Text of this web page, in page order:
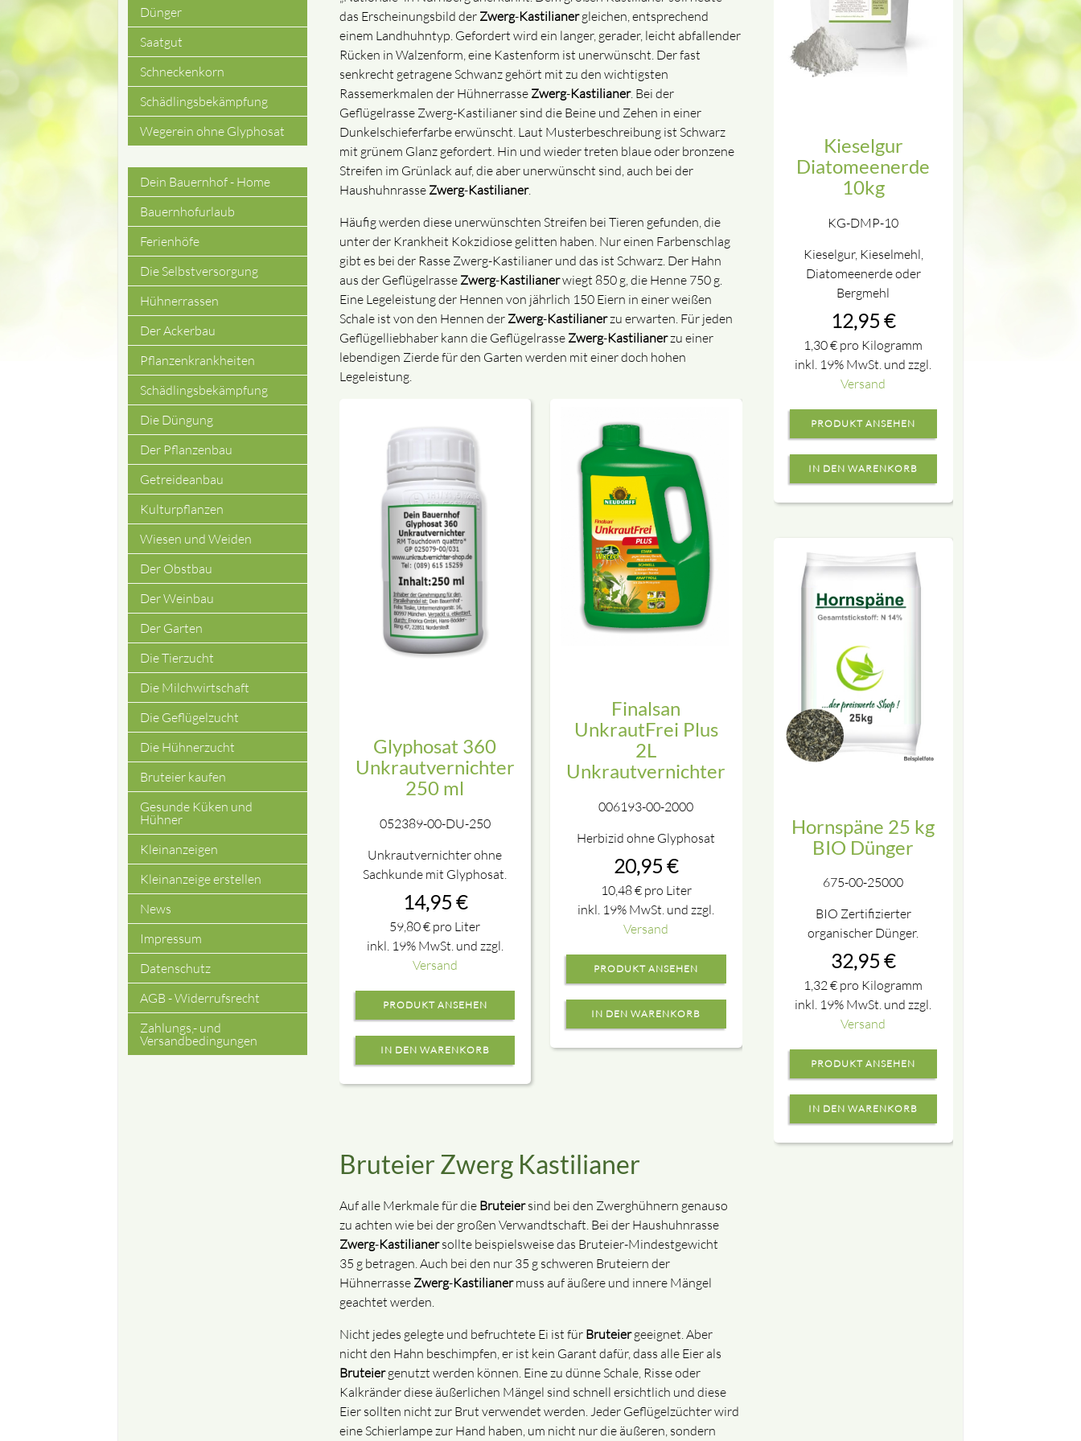
das Erscheinungsbild der Zwerg-Kastilianergleichen, entsprechend
einem Landhuhntyp. Gefordert wird ein langer, gerader, leicht abfallender
Rücken in Walzenform, eine Kastenform ist unerwünscht. Der fast
senkrecht getragene Schwanz gehört mit zu den wichtigsten
Rassemerkmalen der Hühnerrasse Zwerg-Kastilianer. Bei der
Geflügelrasse Zwerg-Kastilianer sind die Beine und Zehen in einer
Dunkelschieferfarbe erwünscht. Laut Musterbeschreibung ist Schwarz
mit grünem Glanz gefordert. Hin und wieder treten blaue oder bronzene
Streifen im Grünlack auf, die aber unerwünscht sind, auch bei der
Haushuhnrasse Zwerg-Kastilianer.
Häufig werden diese unerwünschten Streifen bei Tieren gefunden, die
unter der Krankheit Kokzidiose gelitten haben. Nur einen Farbenschlag
gibt es bei der Rasse Zwerg-Kastilianer und das ist Schwarz. Der Hahn
aus der Geflügelrasse Zwerg-Kastilianerwiegt 850 g, die Henne 750 g.
Eine Legeleistung der Hennen von jährlich 150 Eiern in einer weißen
Schale ist von den Hennen der Zwerg-Kastilianerzu erwarten. Für jeden
Geflügelliebhaber kann die Geflügelrasse Zwerg-Kastilianerzu einer
lebendigen Zierde für den Garten werden mit einer doch hohen
Legeleistung.
Glyphosat 360
Unkrautvernichter
250 ml
052389-00-DU-250
Unkrautvernichter ohne
Sachkunde mit Glyphosat.
14,95 €
59,80€ pro Liter
inkl. 19% MwSt. und zzgl.
Versand
PRODUKT ANSEHEN
Finalsan
UnkrautFrei Plus
2L
Unkrautvernichter
006193-00-2000
Herbizid ohne Glyphosat
20,95€
10,48€pro Liter
inkl. 19% MwSt. und zzgl.
Versand
PRODUKT ANSEHEN
Bruteier Zwerg Kastilianer
Auf alle Merkmale für die Bruteiersind bei den Zwerghühnern genauso
zu achten wie bei der großen Verwandtschaft. Bei der Haushuhnrasse
Zwerg-Kastilianersollte beispielsweise das Bruteier-Mindestgewicht
35 g betragen. Auch bei den nur 35 g schweren Bruteiern der
Hühnerrasse Zwerg-Kastilianermuss auf äußere und innere Mängel
geachtet werden.
Nicht jedes gelegte und befruchtete Ei ist für Bruteiergeeignet. Aber
nicht den Hahn beschimpfen, er ist kein Garant dafür, dass alle Eier als
Bruteiergenutzt werden können. Eine zu dünne Schale, Risse oder
Kalkränder diese äußerlichen Mängel sind schnell ersichtlich und diese
Eier sollten nicht zur Brut verwendet werden. Jeder Geflügelzüchter wird
eine Schierlampe zur Hand haben, um nicht nur die äußeren, sondern
Dünger
Saatgut
Schneckenkorn
Schädlingsbekämpfung
Wegerein ohne Glyphosat
Navigation
überspringen
Dein Bauernhof - Home
Bauernhofurlaub
Ferienhöfe
Die Selbstversorgung
Hühnerrassen
Der Ackerbau
Pflanzenkrankheiten
Schädlingsbekämpfung
Die Düngung
Der Pflanzenbau
Getreideanbau
Kulturpflanzen
Wiesen und Weiden
Der Obstbau
Der Weinbau
Der Garten
Die Tierzucht
Die Milchwirtschaft
Die Geflügelzucht
Die Hühnerzucht
Bruteier kaufen
Gesunde Küken und
Hühner
Kleinanzeigen
Kleinanzeige erstellen
News
Impressum
Datenschutz
AGB - Widerrufsrecht
Zahlungs,- und
Versandbedingungen
Kieselgur
Diatomeenerde
10kg
KG-DMP-10
Kieselgur, Kieselmehl,
Diatomeenerde oder
Bergmehl
12,95€
1,30€ pro Kilogramm
inkl. 19% MwSt. und zzgl.
Versand
PRODUKT ANSEHEN
Hornspäne 25 kg
BIO Dünger
675-00-25000
BIO Zertifizierter
organischer Dünger.
32,95€
1,32€ pro Kilogramm
inkl. 19% MwSt. und zzgl.
Versand
PRODUKT ANSEHEN